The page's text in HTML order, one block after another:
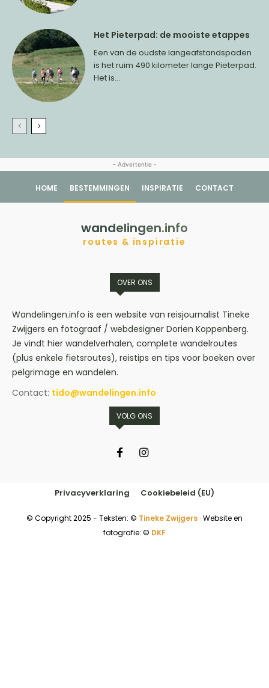
Het Pieterpad: de mooiste etappes
Een van de oudste langeafstandspaden
is het ruim 490 kilometer lange Pieterpad.
Het is...
- Advertentie -
HOME BESTEMMINGEN INSPIRATIE CONTACT
wandelingen.info
routes & inspiratie
OVER ONS
Wandelingen.info is een website van reisjournalist Tineke
Zwijgers en fotograaf / webdesigner Dorien Koppenberg.
Je vindt hier wandelverhalen, complete wandelroutes
(plus enkele fietsroutes), reistips en tips voor boeken over
pelgrimage en wandelen.
Contact: tido@wandelingen.info
VOLG ONS
Privacyverklaring Cookiebeleid (EU)
© Copyright 2025 - Teksten: © Tineke Zwijgers ∙ Website en
fotografie: © DKF